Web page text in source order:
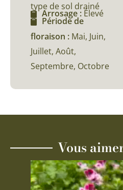
type de sol drainé
Arrosage : Élevé
Période de
floraison : Mai, Juin,
Juillet, Août,
Septembre, Octobre
Vous